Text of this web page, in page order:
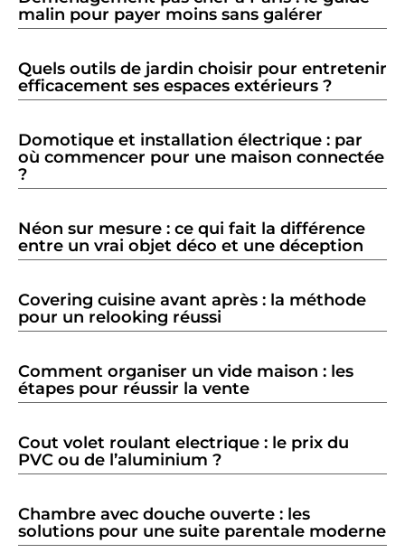
malin pour payer moins sans galérer
Quels outils de jardin choisir pour entretenir
efficacement ses espaces extérieurs ?
Domotique et installation électrique : par
où commencer pour une maison connectée
?
Néon sur mesure : ce qui fait la différence
entre un vrai objet déco et une déception
Covering cuisine avant après : la méthode
pour un relooking réussi
Comment organiser un vide maison : les
étapes pour réussir la vente
Cout volet roulant electrique : le prix du
PVC ou de l’aluminium ?
Chambre avec douche ouverte : les
solutions pour une suite parentale moderne